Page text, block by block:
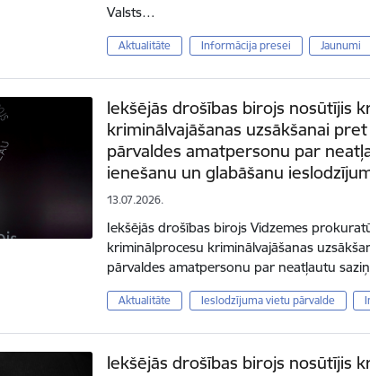
Valsts…
Aktualitāte Informācija presei Jaunumi
Iekšējās drošības birojs nosūtījis
kriminālvajāšanas uzsākšanai
pārvaldes amatpersonu par
ienešanu un glabāšanu
13.07.2026.
Iekšējās drošības birojs Vidzemes
kriminālprocesu kriminālvajāšanas
pārvaldes amatpersonu par neatļautu
Aktualitāte Ieslodzījuma vietu pārvalde
Iekšējās drošības birojs nosūtījis